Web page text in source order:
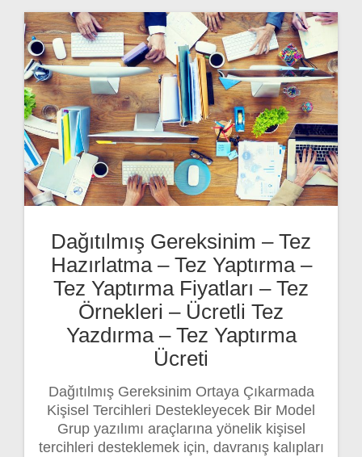
Dağıtılmış Gereksinim – Tez
Hazırlatma – Tez Yaptırma –
Tez Yaptırma Fiyatları – Tez
Örnekleri – Ücretli Tez
Yazdırma – Tez Yaptırma
Ücreti
Dağıtılmış Gereksinim Ortaya Çıkarmada
Kişisel Tercihleri Destekleyecek Bir Model
Grup yazılımı araçlarına yönelik kişisel
tercihleri desteklemek için, davranış kalıpları